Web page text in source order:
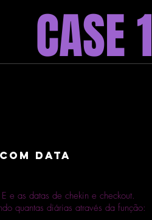
CASE 1
data
e as datas de chekin e checkout.
quantas diárias através da função: